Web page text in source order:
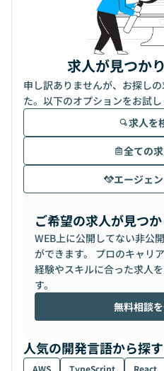
求人が見つか
申し訳ありませんが、お探し
た。以下のオプションをお試し
求人を
全ての
エージェ
ご希望の求人が見つ
WEB上に公開してない非公
ができます。 プロのキャリ
経験やスキルに合った求人
す。
無料相談
人気の開発言語から探す
AWS TypeScript React